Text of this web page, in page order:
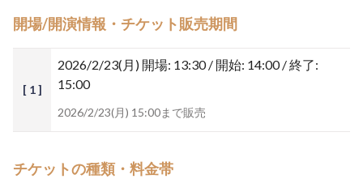
開場/開演情報・チケット販売期間
[ 1 ]
2026/2/23(月) 開場: 13:30 / 開始: 14:00 / 終了:
15:00
2026/2/23(月) 15:00まで販売
チケットの種類・料金帯